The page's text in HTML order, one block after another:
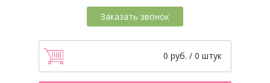
Заказать звонок
0 руб. / 0 штук